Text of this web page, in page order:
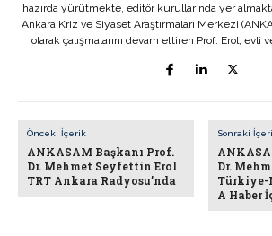
hazırda yürütmekte, editör kurullarında yer
Ankara Kriz ve Siyaset Araştırmaları Merkezi
olarak çalışmalarını devam ettiren Prof. Erol, evli
Önceki İçerik
ANKASAM Başkanı Prof.
Dr. Mehmet Seyfettin Erol
TRT Ankara Radyosu’nda
Sonraki
Dr.
Türkiye-
A Haber